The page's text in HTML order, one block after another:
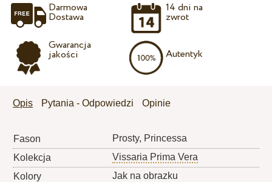
Darmowa
Dostawa
Gwarancja
jakości
14 dni na
zwrot
Autentyk
Opis Pytania - Odpowiedzi Opinie
Fason
Prosty, Princessa
Kolekcja
Vissaria Prima Vera
Kolory
Jak na obrazku